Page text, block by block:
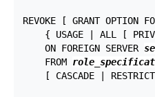
REVOKE [ GRANT OPTION
{ USAGE | ALL [
    ON FOREIGN SERVER
    FROM
[ CASCADE | RESTRICT